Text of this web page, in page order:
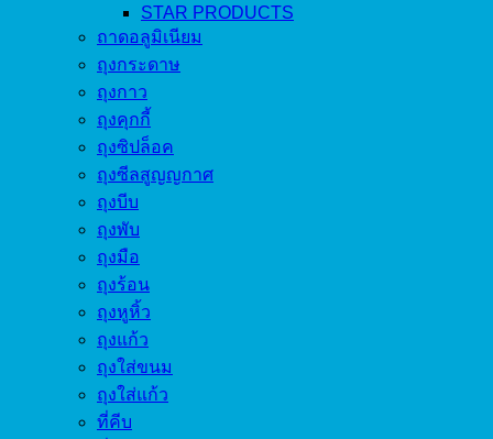
STAR PRODUCTS
ถาดอลูมิเนียม
ถุงกระดาษ
ถุงกาว
ถุงคุกกี้
ถุงซิปล็อค
ถุงซีลสูญญกาศ
ถุงบีบ
ถุงพับ
ถุงมือ
ถุงร้อน
ถุงหูหิ้ว
ถุงแก้ว
ถุงใส่ขนม
ถุงใส่แก้ว
ที่คีบ